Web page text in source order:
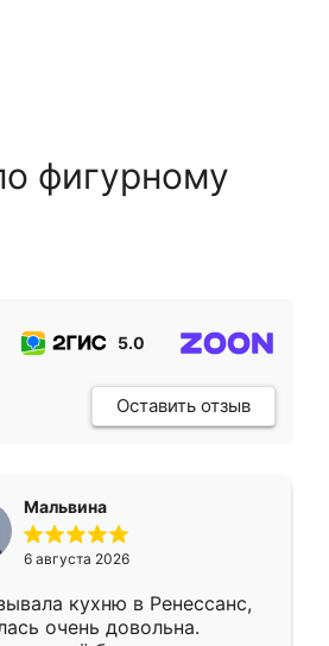
фигурному
5.0
Оставить отзыв
Мальвина
6 августа 2026
кухню в Ренессанс,
очень довольна.